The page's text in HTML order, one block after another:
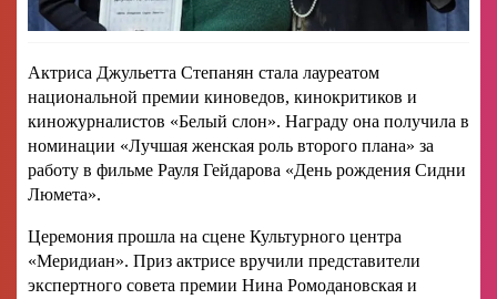
Актриса Джульетта Степанян стала лауреатом
национальной премии киноведов, кинокритиков и
киножурналистов «Белый слон». Награду она получила в
номинации «Лучшая женская роль второго плана» за
работу в фильме Рауля Гейдарова «День рождения Сидни
Люмета».
Церемония прошла на сцене Культурного центра
«Меридиан». Приз актрисе вручили представители
экспертного совета премии Нина Ромодановская и